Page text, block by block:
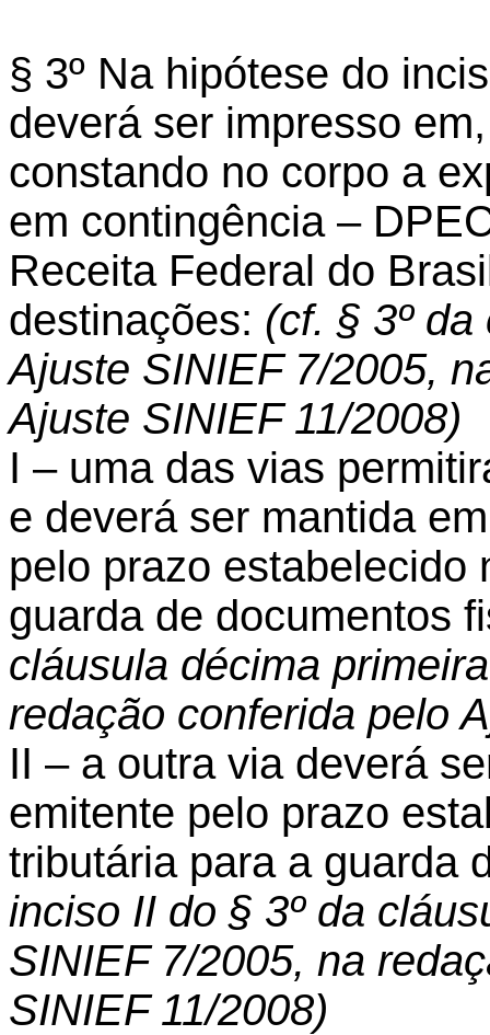
§ 3º Na hipótese do
deverá ser impresso
constando no corpo a
em contingência –
Receita Federal do
destinações: (cf. § 3º
Ajuste SINIEF 7/2005,
Ajuste SINIEF 11/2008)
I – uma das vias
e deverá ser mantida
pelo prazo estabelecido
guarda de documentos
cláusula décima
redação conferida pelo
II – a outra via deverá
emitente pelo prazo
tributária para a guarda
inciso II do § 3º da
SINIEF 7/2005, na
SINIEF 11/2008)